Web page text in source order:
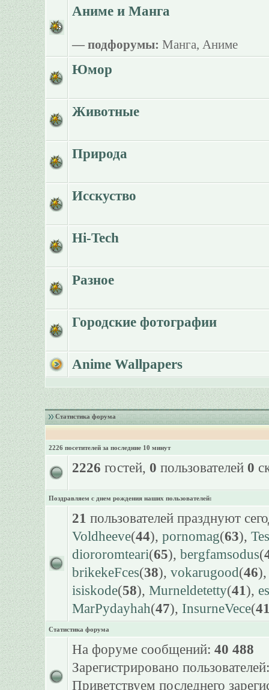
Аниме и Манга
— подфорумы: Манга, Аниме
Юмор
Животные
Природа
Исскуство
Hi-Tech
Разное
Городские фотографии
Anime Wallpapers
Статистика форума
2226 посетителей за последние 10 минут
2226 гостей, 0 пользователей 0
Поздравляем с днем рождения наших пользователей:
21 пользователей празднуют
Voldheeve(44), pornomag(63),
diororomteari(65), bergfamsodus(
brikekeFces(38), vokarugood(46
isiskode(58), Murneldetetty(41),
MarPydayhah(47), InsurneVece(
Статистика форума
На форуме сообщений: 40 488
Зарегистрировано
Приветствуем последнего